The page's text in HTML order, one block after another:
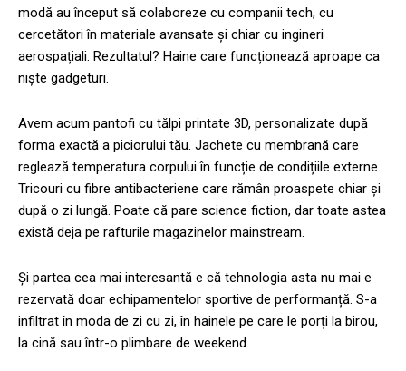
modă au început să colaboreze cu companii tech, cu
cercetători în materiale avansate și chiar cu ingineri
aerospațiali. Rezultatul? Haine care funcționează aproape ca
niște gadgeturi.
Avem acum pantofi cu tălpi printate 3D, personalizate după
forma exactă a piciorului tău. Jachete cu membrană care
reglează temperatura corpului în funcție de condițiile externe.
Tricouri cu fibre antibacteriene care rămân proaspete chiar și
după o zi lungă. Poate că pare science fiction, dar toate astea
există deja pe rafturile magazinelor mainstream.
Și partea cea mai interesantă e că tehnologia asta nu mai e
rezervată doar echipamentelor sportive de performanță. S-a
infiltrat în moda de zi cu zi, în hainele pe care le porți la birou,
la cină sau într-o plimbare de weekend.